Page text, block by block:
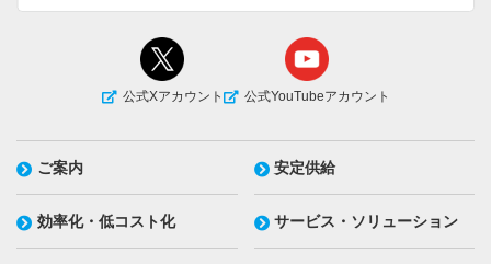
公式Xアカウント 公式YouTubeアカウント
ご案内 安定供給
効率化・低コスト化 サービス・ソリューション